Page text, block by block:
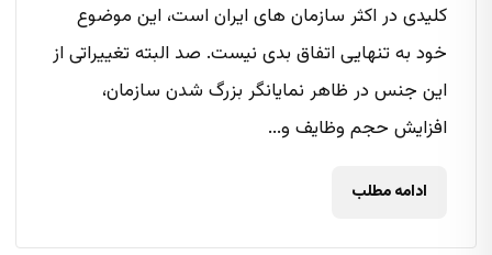
کلیدی در اکثر سازمان های ایران است، این موضوع
خود به تنهایی اتفاق بدی نیست. صد البته تغییراتی از
این جنس در ظاهر نمایانگر بزرگ شدن سازمان،
افزایش حجم وظایف و...
ادامه مطلب